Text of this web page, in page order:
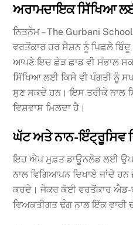
ਅਰਾਮਦਾਇਕ ਸਿੱਖਿਆ
ਨਿਤਨੇਮ – The Gurbani
ਵਰਤੋਂਕਾਰ ਹਰ ਸੈਸ਼ਨ ਨੂੰ ਪਿਛਲੇ
ਆਪਣੇ ਇਚ ਛੇੜ ਛਾਡ ਵੀ ਸੰਭਾਲ
ਸਿੱਖਿਆ ਲਈ ਕਿਸੇ ਵੀ ਪੰਗਤੀ ਨੂੰ
ਸੁਣ ਸਕਦੇ ਹਨ। ਇਸ ਤਰੀਕੇ ਨਾਲ
ਵਿਸ਼ਵਾਸ ਮਿਲਦਾ ਹੈ।
ਘੱਟ ਅਤੇ ਨਾਨ-ਇੰਟ੍ਰੂਸਿਵ
ਇਹ ਐਪ ਮੁਫ਼ਤ ਡਾਊਨਲੋਡ ਲਈ
ਨਾਲ ਵਿਗਿਆਪਨ ਦਿਖਾਏ ਜਾਂਦੇ
ਕਰਦੇ। ਜੇਕਰ ਕੋਈ ਵਰਤੋਂਕਾਰ ਐਡ-
ਵਿਅਕਤੀਗਤ ਢੰਗ ਨਾਲ ਇੱਕ ਵਾਰੀ